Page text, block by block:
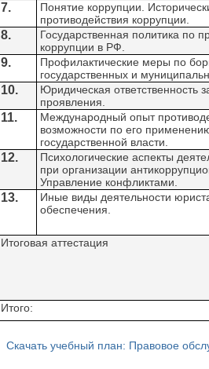
7.
Понятие коррупции.
противодействия коррупции.
8.
Государственная политика по
коррупции в РФ.
9.
Профилактические меры по
государственных и
10.
Юридическая ответственность
проявления.
11.
Международный опыт
возможности по его
государственной власти.
12.
Психологические аспекты
при организации
Управление конфликтами.
13.
Иные виды деятельности
обеспечения.
Итоговая аттестация
Итого:
Скачать учебный план: Правовое